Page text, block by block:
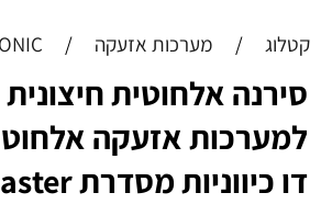
קטלוג / מערכות אזעקה /
סירנה אלחוטית
למערכות אזעקה
דו כיווניות מסדרת PowerMaster